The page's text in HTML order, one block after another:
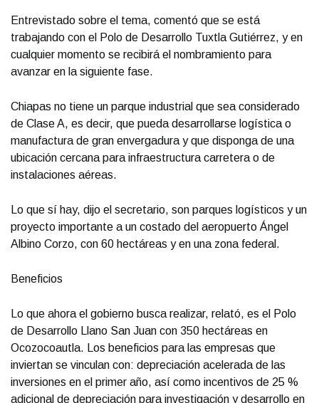
Entrevistado sobre el tema, comentó que se está
trabajando con el Polo de Desarrollo Tuxtla Gutiérrez, y en
cualquier momento se recibirá el nombramiento para
avanzar en la siguiente fase.
Chiapas no tiene un parque industrial que sea considerado
de Clase A, es decir, que pueda desarrollarse logística o
manufactura de gran envergadura y que disponga de una
ubicación cercana para infraestructura carretera o de
instalaciones aéreas.
Lo que sí hay, dijo el secretario, son parques logísticos y un
proyecto importante a un costado del aeropuerto Ángel
Albino Corzo, con 60 hectáreas y en una zona federal.
Beneficios
Lo que ahora el gobierno busca realizar, relató, es el Polo
de Desarrollo Llano San Juan con 350 hectáreas en
Ocozocoautla. Los beneficios para las empresas que
inviertan se vinculan con: depreciación acelerada de las
inversiones en el primer año, así como incentivos de 25 %
adicional de depreciación para investigación y desarrollo en